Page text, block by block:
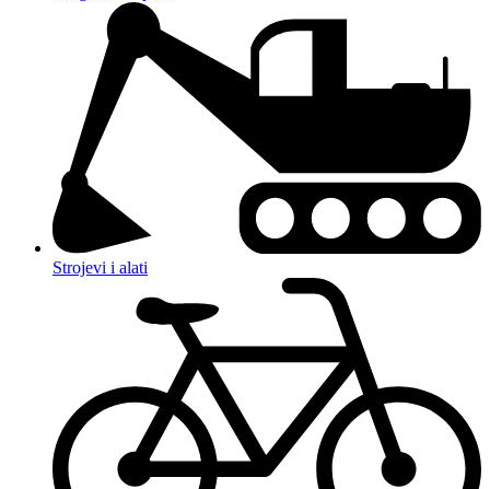
Strojevi i alati